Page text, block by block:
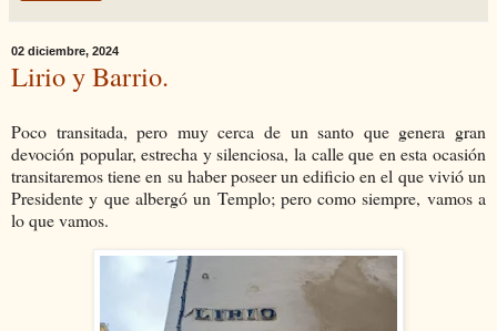
02 diciembre, 2024
Lirio y Barrio.
Poco transitada, pero muy cerca de un santo que genera gran
devoción popular, estrecha y silenciosa, la calle que en esta ocasión
transitaremos tiene en su haber poseer un edificio en el que vivió un
Presidente y que albergó un Templo; pero como siempre, vamos a
lo que vamos.